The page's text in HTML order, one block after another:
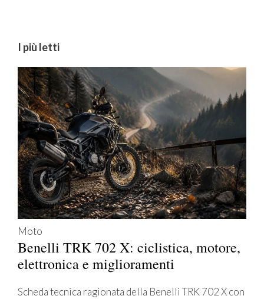
I più letti
Moto
Benelli TRK 702 X: ciclistica, motore,
elettronica e miglioramenti
Scheda tecnica ragionata della Benelli TRK 702 X con